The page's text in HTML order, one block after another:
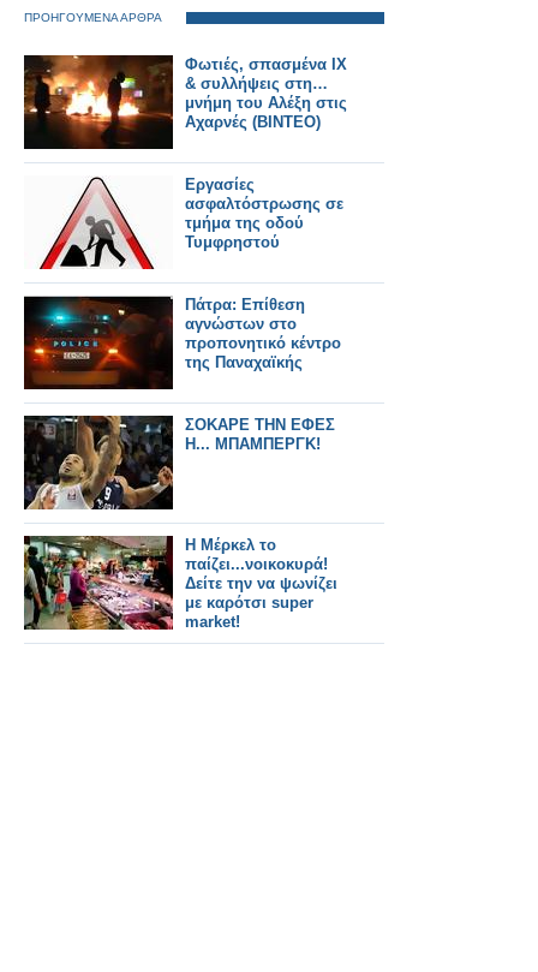
ΠΡΟΗΓΟΥΜΕΝΑ ΑΡΘΡΑ
Φωτιές, σπασμένα ΙΧ
& συλλήψεις στη…
μνήμη του Αλέξη στις
Αχαρνές (ΒΙΝΤΕΟ)
Eργασίες
ασφαλτόστρωσης σε
τμήμα της οδού
Τυμφρηστού
Πάτρα: Επίθεση
αγνώστων στο
προπονητικό κέντρο
της Παναχαϊκής
ΣΟΚΑΡΕ ΤΗΝ ΕΦΕΣ
Η... ΜΠΑΜΠΕΡΓΚ!
H Μέρκελ το
παίζει...νοικοκυρά!
Δείτε την να ψωνίζει
με καρότσι super
market!